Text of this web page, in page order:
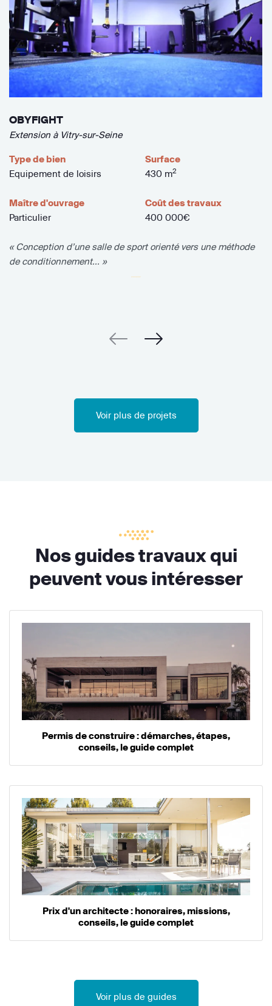
OBYFIGHT
Extension à Vitry-sur-Seine
Type de bien
Equipement de loisirs
Surface
430 m2
Maître d'ouvrage
Particulier
Coût des travaux
400 000€
« Conception d’une salle de sport orienté vers une méthode
de conditionnement... »
Voir plus de projets
Nos guides travaux qui
peuvent vous intéresser
Permis de construire : démarches, étapes,
conseils, le guide complet
Prix d'un architecte : honoraires, missions,
conseils, le guide complet
Voir plus de guides